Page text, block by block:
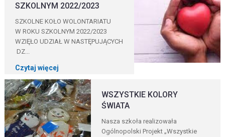
SZKOLNYM 2022/2023
SZKOLNE KOŁO WOLONTARIATU
W ROKU SZKOLNYM 2022/2023
WZIĘŁO UDZIAŁ W NASTĘPUJĄCYCH
DZ...
Czytaj więcej
WSZYSTKIE KOLORY
ŚWIATA
Nasza szkoła realizowała
Ogólnopolski Projekt „Wszystkie